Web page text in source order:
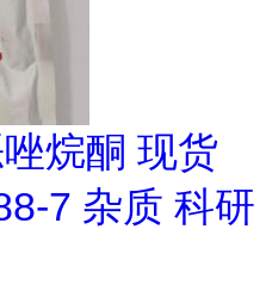
烷酮 现货
7 杂质 科研